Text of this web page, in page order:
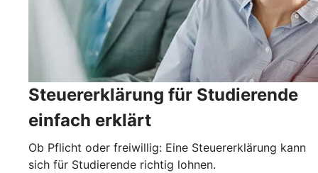
Steuererklärung für Studierende
einfach erklärt
Ob Pflicht oder freiwillig: Eine Steuererklärung kann
sich für Studierende richtig lohnen.